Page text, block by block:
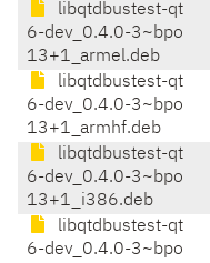
libqtdbustest-qt
6-dev_0.4.0-3~bpo
13+1_armel.deb
libqtdbustest-qt
6-dev_0.4.0-3~bpo
13+1_armhf.deb
libqtdbustest-qt
6-dev_0.4.0-3~bpo
13+1_i386.deb
libqtdbustest-qt
6-dev_0.4.0-3~bpo